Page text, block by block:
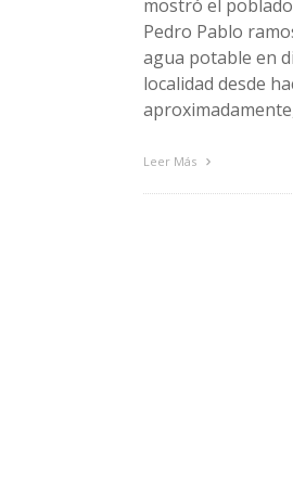
mostró el
Pedro Pablo
agua potable en
localidad desde
Leer Más